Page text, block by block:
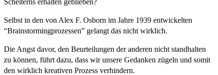
Selbst in den von Alex F. Osborn im Jahre 1939 entwickelten
“Brainstormingprozessen” gelangt das nicht wirklich.
Die Angst davor, den Beurteilungen der anderen nicht standhalten
zu können, führt dazu, dass wir unsere Gedanken zügeln und somit
den wirklich kreativen Prozess verhindern.